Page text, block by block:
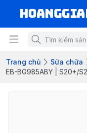
Trang chủ Sửa chữa
EB-BG985ABY | S20+/